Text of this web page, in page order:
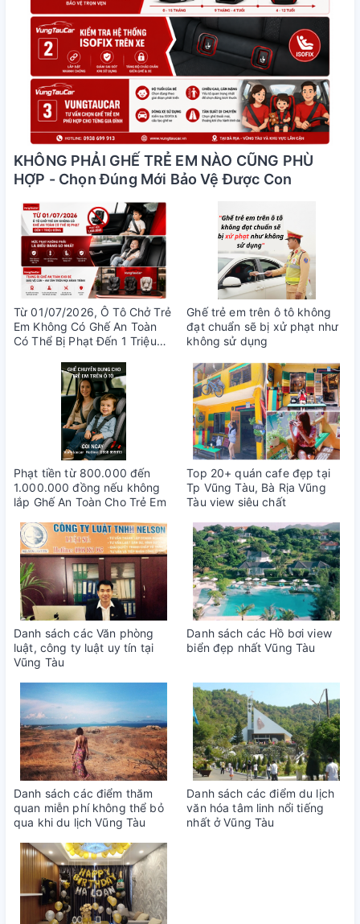
KHÔNG PHẢI GHẾ TRẺ EM NÀO CŨNG PHÙ
HỢP - Chọn Đúng Mới Bảo Vệ Được Con
Từ 01/07/2026, Ô Tô Chở Trẻ
Em Không Có Ghế An Toàn
Có Thể Bị Phạt Đến 1 Triệu
Ghế trẻ em trên ô tô không
đạt chuẩn sẽ bị xử phạt như
không sử dụng
Phạt tiền từ 800.000 đến
1.000.000 đồng nếu không
lắp Ghế An Toàn Cho Trẻ Em
Top 20+ quán cafe đẹp tại
Tp Vũng Tàu, Bà Rịa Vũng
Tàu view siêu chất
Danh sách các Văn phòng
luật, công ty luật uy tín tại
Vũng Tàu
Danh sách các Hồ bơi view
biển đẹp nhất Vũng Tàu
Danh sách các điểm thăm
quan miễn phí không thể bỏ
qua khi du lịch Vũng Tàu
Danh sách các điểm du lịch
văn hóa tâm linh nổi tiếng
nhất ở Vũng Tàu